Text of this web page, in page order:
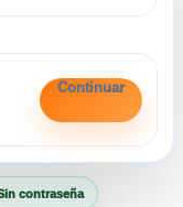
Continuar
contraseña